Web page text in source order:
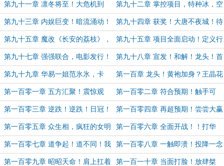
大震撼！
第九十一章 凛冬将至！大危机到
来！折服韩山平！
第九十二章 掌控项目，特种冰，空
降冰，居家冰（四更求月票！）
第九十三章 内娱巨变！暗流涌动！
群雄逐鹿！
第九十四章 获奖！大唐不夜城！待
到秋来九月八！
第九十五章 魔改《长安的荔枝》，
文之道在诛心！
第九十五章 项目全面启动！定义行
业！查不查？（求月票！））
第九十七章 强强联合，电影发行！ 第九十八章 宣发！和解！龙头！首
映！
第九十九章 华易一姐范氷氷，卡
bug的冰，君子导
第一百章 龙头！黄袍加身？王晶花
的诱惑！
第一百零一章 五方汇聚！震惊观
众！笑声如雷！票房爆了！（9k求月
票！）
第一百零二章 符合预期！触手可
及！
第一百零三章 逆跌！逆跌！日冠！
贺岁档的爹！
第一百零四章 再超预期！尝尝大赢
经的厉害！
第一百零五章 众生相，疯狂的女明
星们
第一百零六章 全面开战！！打华
易！
第一百零七章 道争起！道不同！我
不是龙头！谁是！
第一百零八章 一触即溃！投降一念
起，刹那天地宽！
第一百零九章 昭昭天命！肩上扛着 第一百一十章 当面打脸！放肆桀